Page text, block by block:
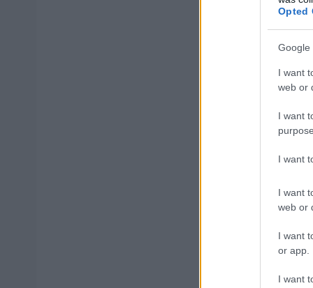
Opted
Google
I want
web or
I want
I want
I want
web or
I want
or app.
I want
Η τελευταία
Δείτε την
ΑΣΕΠ:
ΑΣΕΠ: Εξ
μέρες